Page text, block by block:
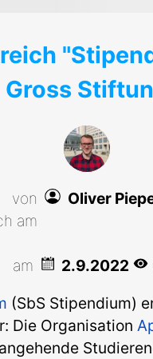
Gross
von
Oliver
am
am
2.9.2022
(SbS Stipendium)
Die Organisation